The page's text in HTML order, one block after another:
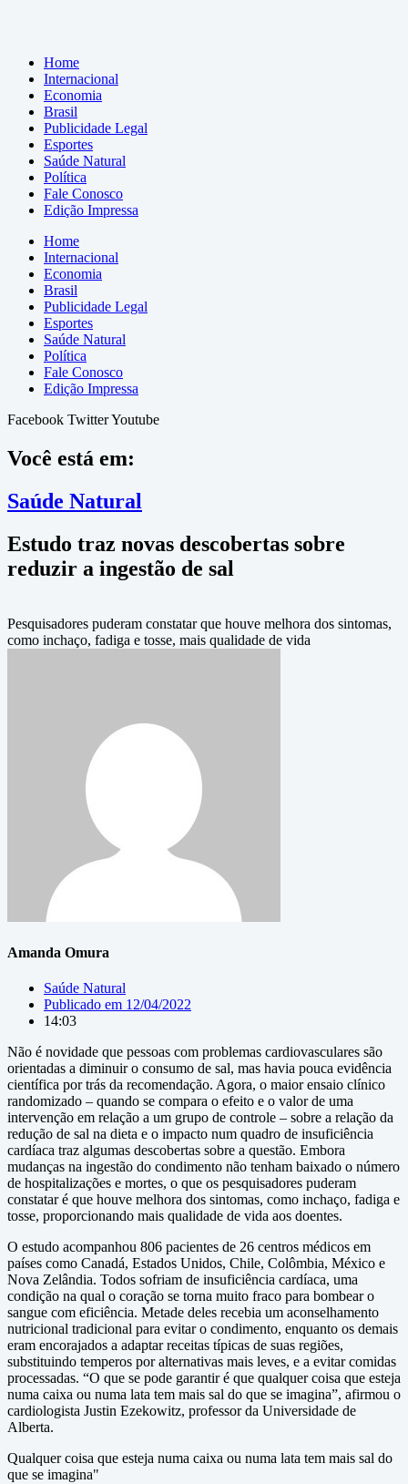
Home
Internacional
Economia
Brasil
Publicidade Legal
Esportes
Saúde Natural
Política
Fale Conosco
Edição Impressa
Home
Internacional
Economia
Brasil
Publicidade Legal
Esportes
Saúde Natural
Política
Fale Conosco
Edição Impressa
Facebook TwitterYoutube
Você está em:
Saúde Natural
Estudo traz novas descobertas sobre
reduzir a ingestão de sal
Pesquisadores puderam constatar que houve melhora dos sintomas,
como inchaço, fadiga e tosse, mais qualidade de vida
Amanda Omura
Saúde Natural
Publicado em 12/04/2022
14:03
Não é novidade que pessoas com problemas cardiovasculares são
orientadas a diminuir o consumo de sal, mas havia pouca evidência
científica por trás da recomendação. Agora, o maior ensaio clínico
randomizado – quando se compara o efeito e o valor de uma
intervenção em relação a um grupo de controle – sobre a relação da
redução de sal na dieta e o impacto num quadro de insuficiência
cardíaca traz algumas descobertas sobre a questão. Embora
mudanças na ingestão do condimento não tenham baixado o número
de hospitalizações e mortes, o que os pesquisadores puderam
constatar é que houve melhora dos sintomas, como inchaço, fadiga e
tosse, proporcionando mais qualidade de vida aos doentes.
O estudo acompanhou 806 pacientes de 26 centros médicos em
países como Canadá, Estados Unidos, Chile, Colômbia, México e
Nova Zelândia. Todos sofriam de insuficiência cardíaca, uma
condição na qual o coração se torna muito fraco para bombear o
sangue com eficiência. Metade deles recebia um aconselhamento
nutricional tradicional para evitar o condimento, enquanto os demais
eram encorajados a adaptar receitas típicas de suas regiões,
substituindo temperos por alternativas mais leves, e a evitar comidas
processadas. “O que se pode garantir é que qualquer coisa que esteja
numa caixa ou numa lata tem mais sal do que se imagina”, afirmou o
cardiologista Justin Ezekowitz, professor da Universidade de
Alberta.
Qualquer coisa que esteja numa caixa ou numa lata tem mais sal do
que se imagina"